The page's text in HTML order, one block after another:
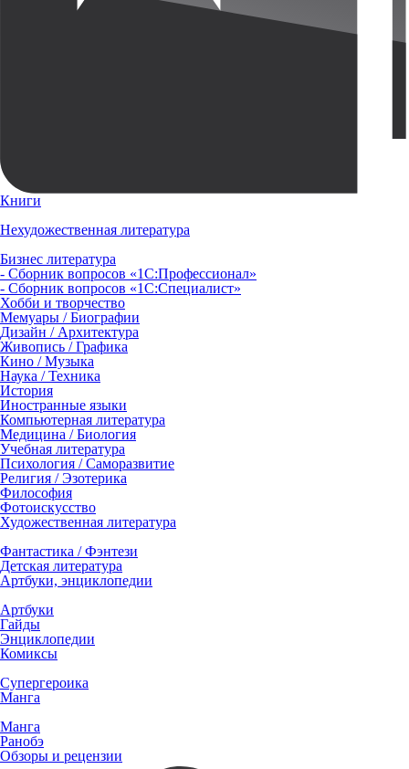
Книги
Нехудожественная литература
Бизнес литература
- Сборник вопросов «1С:Профессионал»
- Сборник вопросов «1С:Специалист»
Хобби и творчество
Мемуары / Биографии
Дизайн / Архитектура
Живопись / Графика
Кино / Музыка
Наука / Техника
История
Иностранные языки
Компьютерная литература
Медицина / Биология
Учебная литература
Психология / Саморазвитие
Религия / Эзотерика
Философия
Фотоискусство
Художественная литература
Фантастика / Фэнтези
Детская литература
Артбуки, энциклопедии
Артбуки
Гайды
Энциклопедии
Комиксы
Супергероика
Манга
Манга
Ранобэ
Обзоры и рецензии